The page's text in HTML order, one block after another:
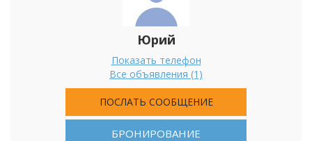
Юрий
Показать телефон
Все объявления (1)
ПОСЛАТЬ СООБЩЕНИЕ
БРОНИРОВАНИЕ